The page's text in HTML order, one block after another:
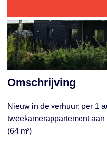
Omschrijving
Nieuw in de verhuur: per 1
tweekamerappartement
(64 m²)